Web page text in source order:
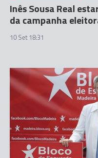
Inês Sousa Real
da campanha
10 Set 18:31